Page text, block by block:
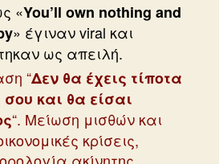
«You’ll own nothing and
» έγιναν viral και
ως απειλή.
“Δεν θα έχεις τίποτα
και θα είσαι
“. Μείωση μισθών και
κρίσεις,